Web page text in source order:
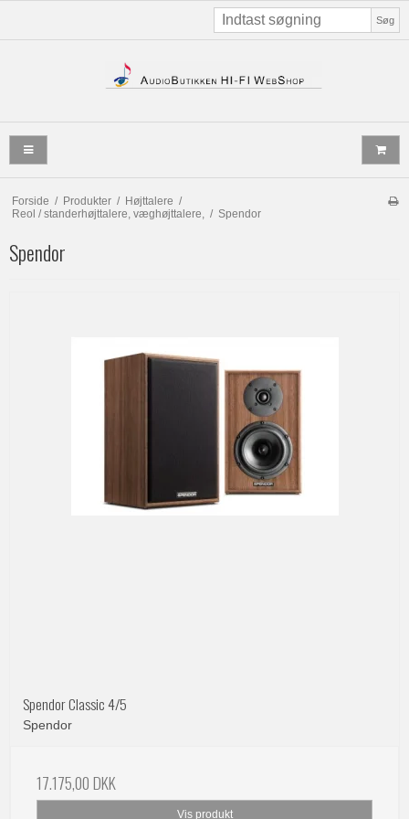
Søg
Forside / Produkter / Højttalere /
Reol / standerhøjttalere, væghøjttalere,
/ Spendor
Spendor
Spendor Classic 4/5
Spendor
17.175,00 DKK
Vis produkt